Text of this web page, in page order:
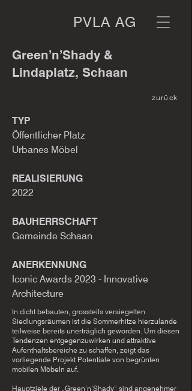
PVLA AG
Green’n’Shady &
Lindaplatz, Schaan
zurück
TYP
Öffentlicher Platz
Urbanes Möbel
REALISIERUNG
2022
BAUHERRSCHAFT
Gemeinde Schaan
ANERKENNUNG
Iconic Awards 2023 - Innovative
Architecture
In dicht bebauten, grossteils versiegelten
Siedlungsräumen ist die Sommerhitze hierzulande
teilweise bereits unerträglich geworden. Um diesen
Tendenzen entgegenzuwirken und attraktive
Aufenthaltsbereiche zu schaffen, zeigt das
vorliegende Projekt Potentiale von begrünten
mobilen Möbeln auf.
Hauptziele der „Green’n’Shady“ sind angenehmer